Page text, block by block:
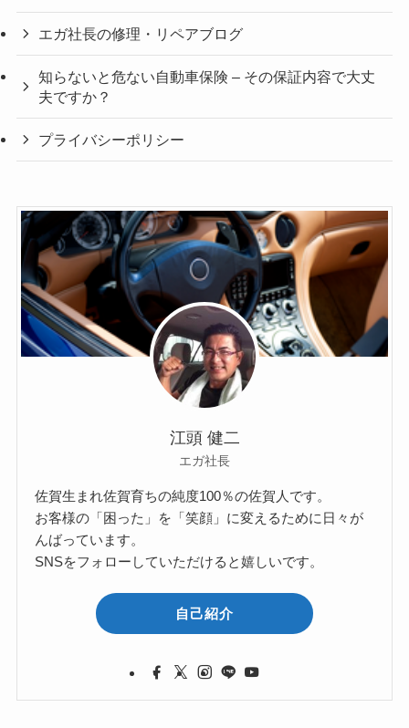
エガ社長の修理・リペアブログ
知らないと危ない自動車保険 – その保証内容で大丈
夫ですか？
プライバシーポリシー
江頭 健二
エガ社長
佐賀生まれ佐賀育ちの純度100％の佐賀人です。
お客様の「困った」を「笑顔」に変えるために日々が
んばっています。
SNSをフォローしていただけると嬉しいです。
自己紹介